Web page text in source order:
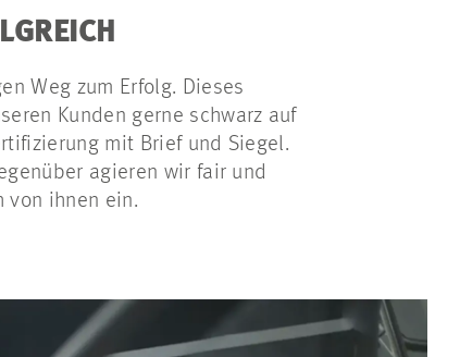
Weg zum Erfolg. Dieses
Kunden gerne schwarz auf
mit Brief und Siegel.
agieren wir fair und
von ihnen ein.